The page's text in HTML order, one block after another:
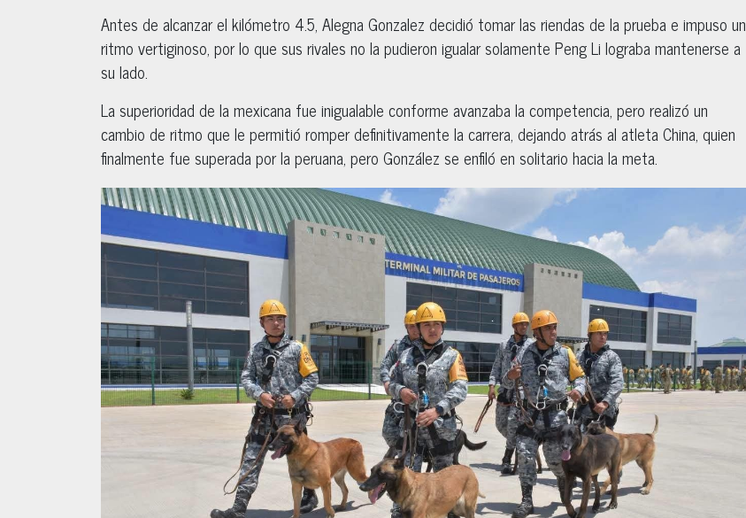
Antes de alcanzar el kilómetro 4.5, Alegna Gonzalez decidió tomar las riendas de la prueba e impuso un
ritmo vertiginoso, por lo que sus rivales no la pudieron igualar solamente Peng Li lograba mantenerse a
su lado.
La superioridad de la mexicana fue inigualable conforme avanzaba la competencia, pero realizó un
cambio de ritmo que le permitió romper definitivamente la carrera, dejando atrás al atleta China, quien
finalmente fue superada por la peruana, pero González se enfiló en solitario hacia la meta.